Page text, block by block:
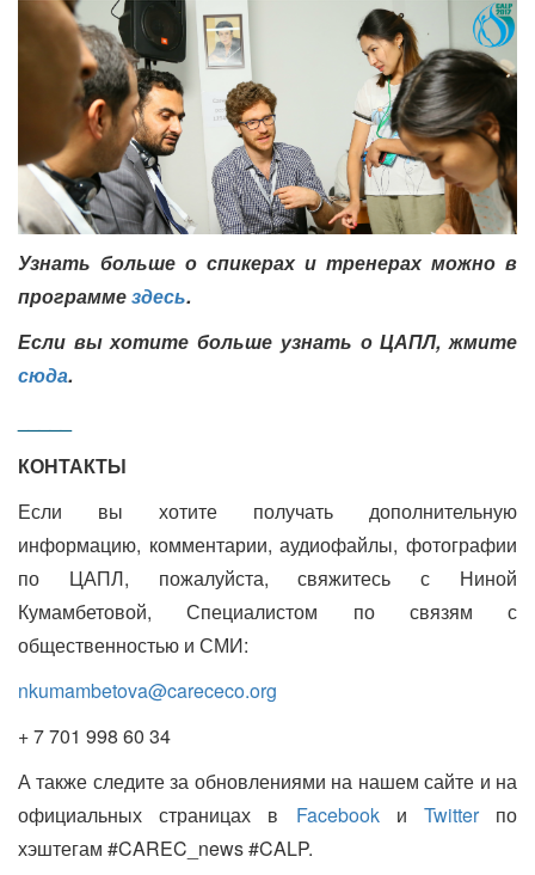
Узнать больше о спикерах и тренерах можно в
программездесь.
Если вы хотите больше узнать о ЦАПЛ, жмите
сюда.
КОНТАКТЫ
Если вы хотите получать дополнительную
информацию, комментарии, аудиофайлы, фотографии
по ЦАПЛ, пожалуйста, свяжитесь с Ниной
Кумамбетовой, Специалистом по связям с
общественностью и СМИ:
nkumambetova@carececo.org
+ 7 701 998 60 34
А также следите за обновлениями на нашем сайте и на
официальных страницах в Facebookи Twitterпо
хэштегам #CAREC_news #CALP.